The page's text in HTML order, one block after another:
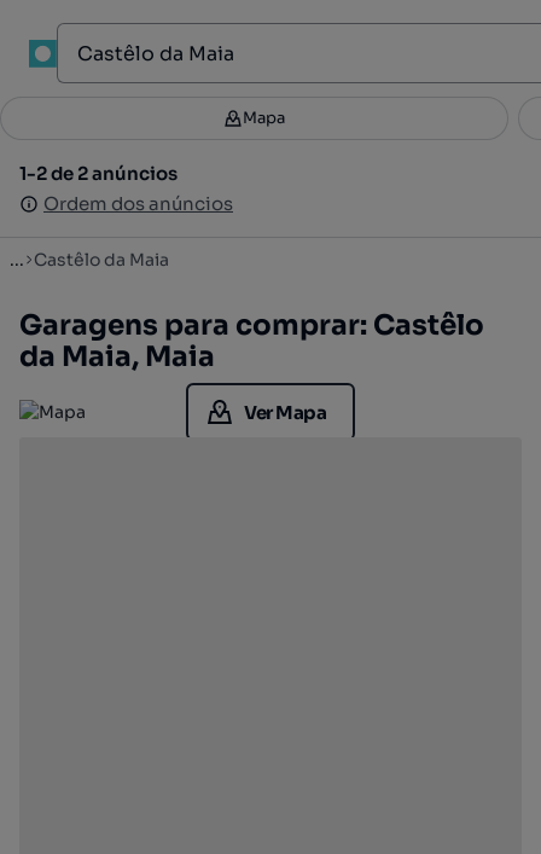
Filtros 2
1-2 de 2 anúncios
Ordem dos anúncios
Mapa
1-2 de 2 anúncios
Ordem dos anúncios
... Castêlo da Maia
Garagens para comprar: Castêlo
da Maia, Maia
Ver Mapa